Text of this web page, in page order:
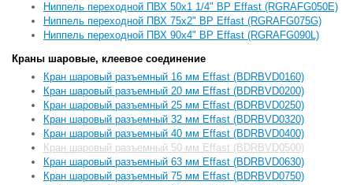
Ниппель переходной ПВХ 50x1 1/4" ВР Effast (RGRAFG050E)
Ниппель переходной ПВХ 75x2" ВР Effast (RGRAFG075G)
Ниппель переходной ПВХ 90x4" ВР Effast (RGRAFG090L)
Краны шаровые, клеевое соединение
Кран шаровый разъемный 16 мм Effast (BDRBVD0160)
Кран шаровый разъемный 20 мм Effast (BDRBVD0200)
Кран шаровый разъемный 25 мм Effast (BDRBVD0250)
Кран шаровый разъемный 32 мм Effast (BDRBVD0320)
Кран шаровый разъемный 40 мм Effast (BDRBVD0400)
Кран шаровый разъемный 50 мм Effast (BDRBVD0500)
Кран шаровый разъемный 63 мм Effast (BDRBVD0630)
Кран шаровый разъемный 75 мм Effast (BDRBVD0750)